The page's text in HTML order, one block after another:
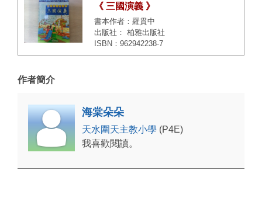
《 三國演義 》
書本作者：羅貫中
出版社： 柏雅出版社
ISBN：962942238-7
作者簡介
海棠朵朵
天水圍天主教小學 (P4E)
我喜歡閱讀。